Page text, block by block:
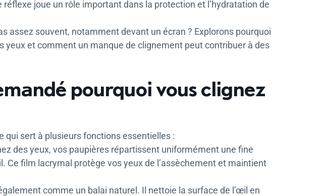
réflexe joue un rôle important dans la protection et l’hydratation de
assez souvent, notamment devant un écran ? Explorons pourquoi
yeux et comment un manque de clignement peut contribuer à des
pourquoi vous clignez
sert à plusieurs fonctions essentielles :
des yeux, vos paupières répartissent uniformément une fine
Ce film lacrymal protège vos yeux de l’assèchement et maintient
comme un balai naturel. Il nettoie la surface de l’œil en